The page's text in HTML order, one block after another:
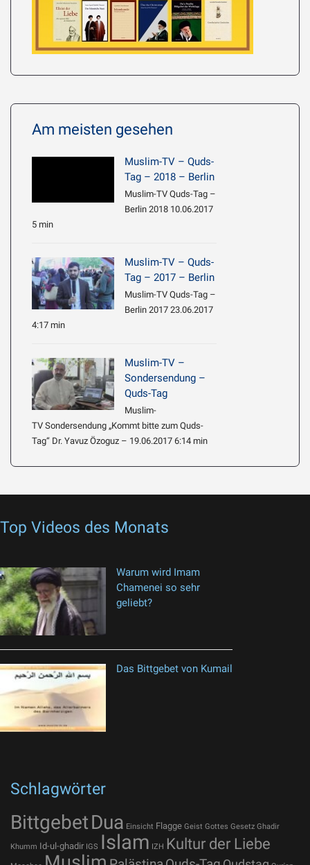
Am meisten gesehen
Muslim-TV – Quds-
Tag – 2018 – Berlin
Muslim-TV Quds-Tag –
Berlin 2018 10.06.2017
5 min
Muslim-TV – Quds-
Tag – 2017 – Berlin
Muslim-TV Quds-Tag –
Berlin 2017 23.06.2017
4:17 min
Muslim-TV –
Sondersendung –
Quds-Tag
Muslim-
TV Sondersendung „Kommt bitte zum Quds-
Tag“ Dr. Yavuz Özoguz – 19.06.2017 6:14 min
Top Videos des Monats
Warum wird Imam
Chamenei so sehr
geliebt?
Das Bittgebet von Kumail
Schlagwörter
BittgebetDua Einsicht Flagge Geist Gottes Gesetz Ghadir
Khumm Id-ul-ghadir IGS Islam IZH Kultur der Liebe